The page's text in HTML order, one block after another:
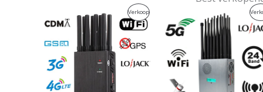
VerkoopProduct
prijs
was:
$599.00.
prijs
is:
$219.99.
prijs
was:
$1,599.00.
prijs
is:
$829.88.